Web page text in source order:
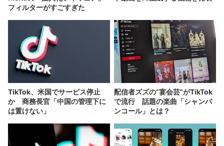
フィルターがすごすぎた
TikTok、米国でサービス停止
か 商務長官「中国の管理下に
は置けない」
配信者ズズの“宴会芸”がTikTok
で流行 話題の楽曲「シャンパ
ンコール」とは？